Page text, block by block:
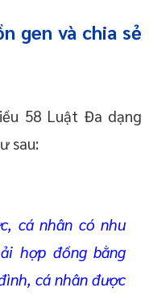
gen và chia sẻ
58 Luật Đa dạng
sau:
cá nhân có nhu
hợp đồng bằng
cá nhân được